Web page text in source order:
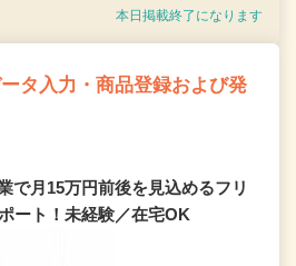
本日掲載終了になります
タ入力・商品登録および発
で月15万円前後を見込めるフリ
ート！未経験／在宅OK